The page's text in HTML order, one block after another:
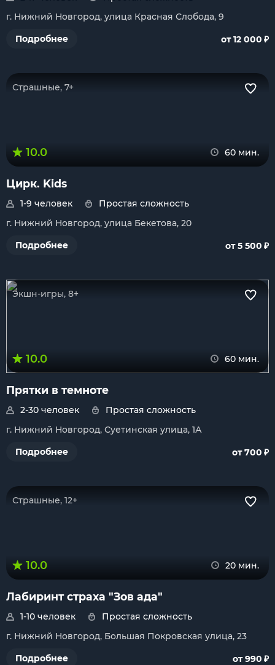
г. Нижний Новгород, улица Красная Слобода, 9
Подробнее
от 12 000 ₽
Страшные, 7+
10.0 60 мин.
Цирк. Kids
1-9 человек
Простая сложность
г. Нижний Новгород, улица Бекетова, 20
Подробнее
от 5 500 ₽
Экшн-игры, 8+
10.0 60 мин.
Прятки в темноте
2-30 человек
Простая сложность
г. Нижний Новгород, Суетинская улица, 1А
Подробнее
от 700 ₽
Страшные, 12+
10.0 20 мин.
Лабиринт страха "Зов ада"
1-10 человек
Простая сложность
г. Нижний Новгород, Большая Покровская улица, 23
Подробнее
от 990 ₽